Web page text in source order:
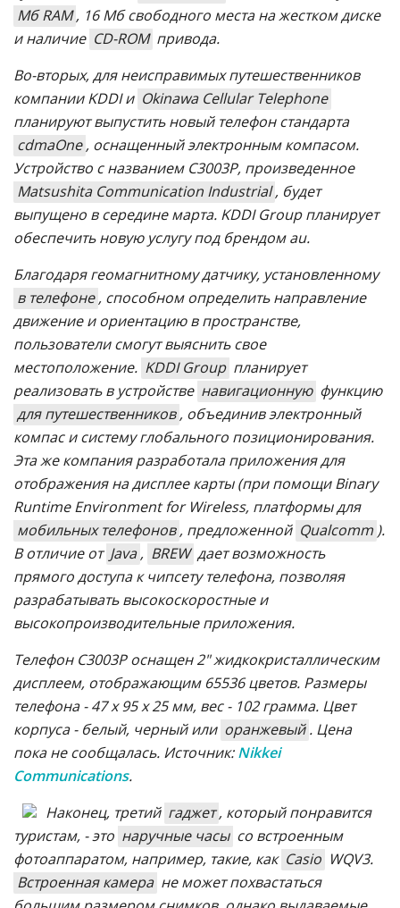
Мб RAM , 16 Мб свободного места на жестком диске
и наличие CD-ROM привода.
Во-вторых, для неисправимых путешественников
компании KDDI и Okinawa Cellular Telephone
планируют выпустить новый телефон стандарта
cdmaOne , оснащенный электронным компасом.
Устройство с названием C3003P, произведенное
Matsushita Communication Industrial , будет
выпущено в середине марта. KDDI Group планирует
обеспечить новую услугу под брендом au.
Благодаря геомагнитному датчику, установленному
в телефоне , способном определить направление
движение и ориентацию в пространстве,
пользователи смогут выяснить свое
местоположение. KDDI Group планирует
реализовать в устройстве навигационную функцию
для путешественников , объединив электронный
компас и систему глобального позиционирования.
Эта же компания разработала приложения для
отображения на дисплее карты (при помощи Binary
Runtime Environment for Wireless, платформы для
мобильных телефонов , предложенной Qualcomm ).
В отличие от Java , BREW дает возможность
прямого доступа к чипсету телефона, позволяя
разрабатывать высокоскоростные и
высокопроизводительные приложения.
Телефон C3003P оснащен 2" жидкокристаллическим
дисплеем, отображающим 65536 цветов. Размеры
телефона - 47 х 95 х 25 мм, вес - 102 грамма. Цвет
корпуса - белый, черный или оранжевый . Цена
пока не сообщалась. Источник:Nikkei
Communications.
Наконец, третий гаджет , который понравится
туристам, - это наручные часы со встроенным
фотоаппаратом, например, такие, как Casio WQV3.
Встроенная камера не может похвастаться